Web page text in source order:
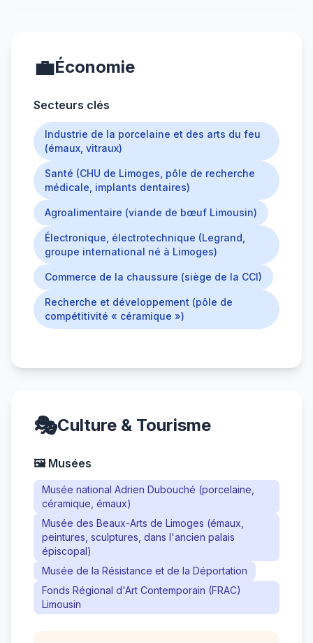
💼Économie
Secteurs clés
Industrie de la porcelaine et des arts du feu
(émaux, vitraux)
Santé (CHU de Limoges, pôle de recherche
médicale, implants dentaires)
Agroalimentaire (viande de bœuf Limousin)
Électronique, électrotechnique (Legrand,
groupe international né à Limoges)
Commerce de la chaussure (siège de la CCI)
Recherche et développement (pôle de
compétitivité « céramique »)
🎭Culture & Tourisme
🖼️ Musées
Musée national Adrien Dubouché (porcelaine,
céramique, émaux)
Musée des Beaux-Arts de Limoges (émaux,
peintures, sculptures, dans l'ancien palais
épiscopal)
Musée de la Résistance et de la Déportation
Fonds Régional d'Art Contemporain (FRAC)
Limousin